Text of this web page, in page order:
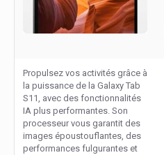
Propulsez vos activités grâce à
la puissance de la Galaxy Tab
S11, avec des fonctionnalités
IA plus performantes. Son
processeur vous garantit des
images époustouflantes, des
performances fulgurantes et